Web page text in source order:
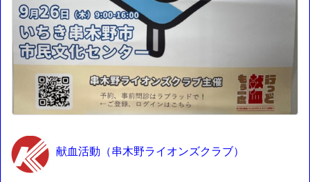
献血活動（串木野ライオンズクラブ）